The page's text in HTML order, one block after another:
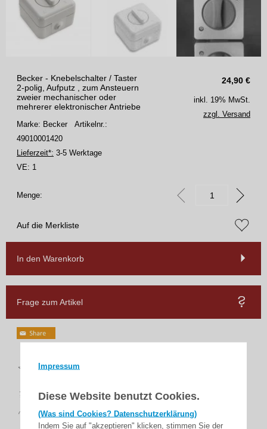
Impressum
Diese Website benutzt Cookies.
(Was sind Cookies? Datenschutzerklärung)
Indem Sie auf "akzeptieren" klicken, stimmen Sie der
24,90 €
Becker - Knebelschalter / Taster
2-polig, Aufputz , zum Ansteuern
zweier mechanischer oder
mehrerer elektronischer Antriebe
Marke: Becker Artikelnr.:
49010001420
Lieferzeit*: 3-5 Werktage
VE: 1
inkl. 19% MwSt.
zzgl. Versand
Menge:
Auf die Merkliste
In den Warenkorb
Frage zum Artikel
Bewertungen
Lieferung
Rückgaberecht